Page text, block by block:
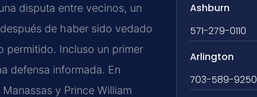
disputa entre vecinos, un
de haber sido vedado
permitido. Incluso un primer
defensa informada. En
y Prince William
Ashburn
571-279-0110
Arlington
703-589-9250